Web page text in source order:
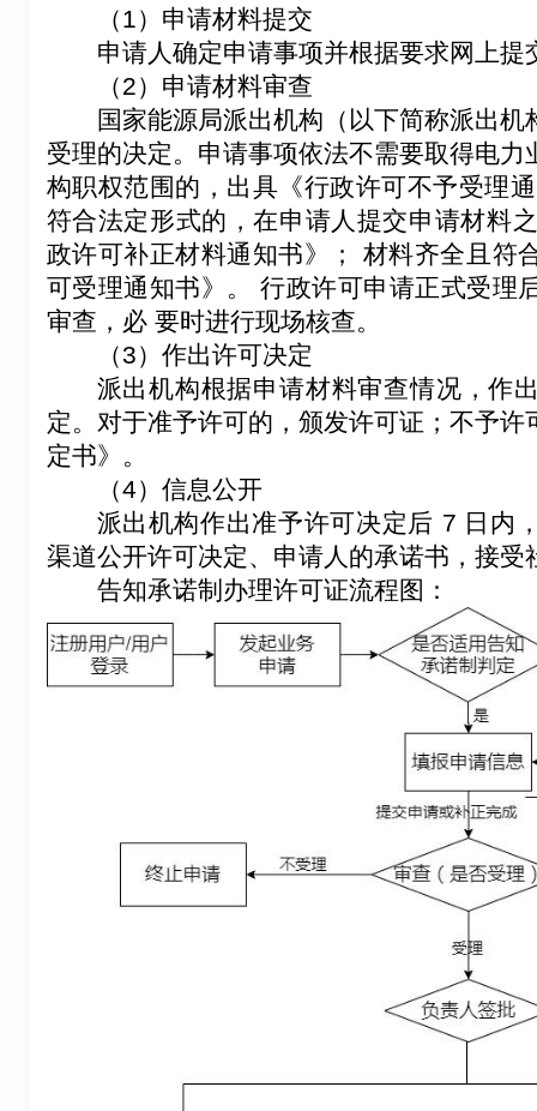
（1）申请材料提交
申请人确定申请事项并根据要求网上提
（2）申请材料审查
国家能源局派出机构（以下简称派出
受理的决定。申请事项依法不需要取得电
构职权范围的，出具《行政许可不予受理
符合法定形式的，在申请人提交申请材料
政许可补正材料通知书》； 材料齐全且符
可受理通知书》。 行政许可申请正式受理
审查，必 要时进行现场核查。
（3）作出许可决定
派出机构根据申请材料审查情况，作
定。对于准予许可的，颁发许可证；不予
定书》。
（4）信息公开
派出机构作出准予许可决定后 7 日内
渠道公开许可决定、申请人的承诺书，接受
告知承诺制办理许可证流程图：